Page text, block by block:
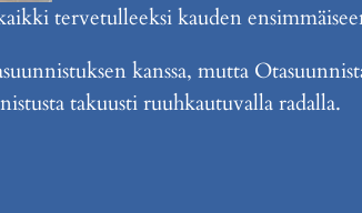
tervetulleeksi kauden
kanssa, mutta
takuusti ruuhkautuvalla radalla.